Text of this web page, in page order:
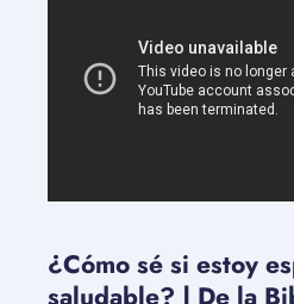
¿Cómo sé si estoy
saludable? | De la